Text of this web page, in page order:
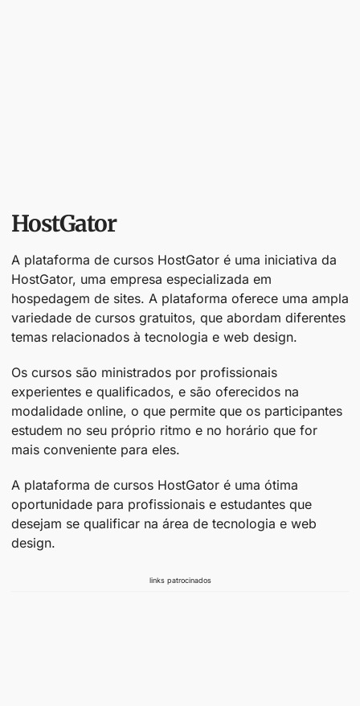
HostGator
A plataforma de cursos HostGator é uma iniciativa da
HostGator, uma empresa especializada em
hospedagem de sites. A plataforma oferece uma ampla
variedade de cursos gratuitos, que abordam diferentes
temas relacionados à tecnologia e web design.
Os cursos são ministrados por profissionais
experientes e qualificados, e são oferecidos na
modalidade online, o que permite que os participantes
estudem no seu próprio ritmo e no horário que for
mais conveniente para eles.
A plataforma de cursos HostGator é uma ótima
oportunidade para profissionais e estudantes que
desejam se qualificar na área de tecnologia e web
design.
links patrocinados